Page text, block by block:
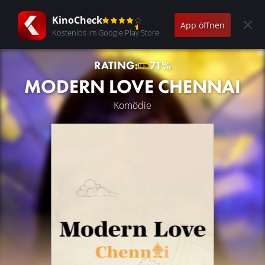
KinoCheck
Kostenlos im Google Play Store
App öffnen
RATING: 71%
MODERN LOVE CHENNAI
Komödie